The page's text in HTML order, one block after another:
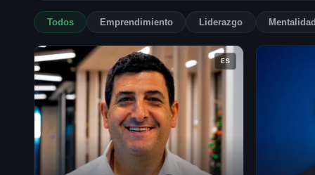
Todos Emprendimiento Liderazgo
ES